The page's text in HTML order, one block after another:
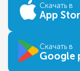
Скачать в
App
Скачать в
Google